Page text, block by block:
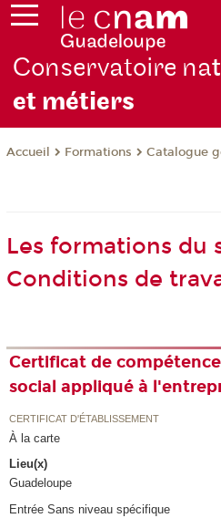
Conservatoire na
et métiers
Accueil Formations Catalogue
Les formations du
Conditions de
Certificat de
social appliqué à
CERTIFICAT D'ÉTABLISSEMENT
À la carte
Lieu(x)
Guadeloupe
Entrée Sans niveau spécifique